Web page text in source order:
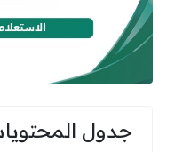
جدول